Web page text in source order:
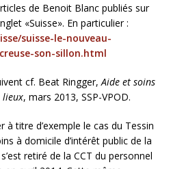
de Benoit Blanc publiés sur
«Suisse». En particulier :
suisse-le-nouveau-
son-sillon.html
cf. Beat Ringger,Aide et soins
lieux, mars 2013, SSP-VPOD.
titre d’exemple le cas du Tessin
à domicile d’intérêt public de la
retiré de la CCT du personnel